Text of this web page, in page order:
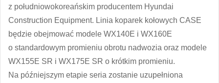
z południowokoreańskim producentem Hyundai
Construction Equipment. Linia koparek kołowych CASE
będzie obejmować modele WX140E i WX160E
o standardowym promieniu obrotu nadwozia oraz modele
WX155E SR i WX175E SR o krótkim promieniu.
Na późniejszym etapie seria zostanie uzupełniona